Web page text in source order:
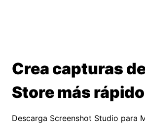
Crea capturas
Store más rápido
Descarga Screenshot Studio para